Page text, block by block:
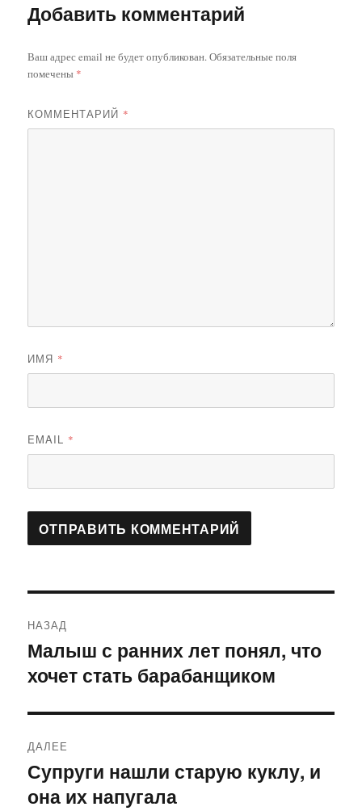
Добавить комментарий
Ваш адрес email не будет опубликован.Обязательные поля
помечены *
КОММЕНТАРИЙ *
ИМЯ *
EMAIL *
по
записям
НАЗАД
Предыдущая
запись:
Малыш с ранних лет понял, что
хочет стать барабанщиком
ДАЛЕЕ
Следующая
запись:
Супруги нашли старую куклу, и
она их напугала